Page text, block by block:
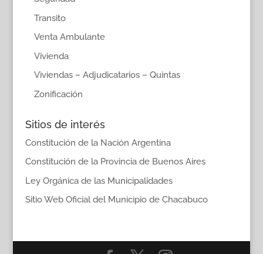
Transito
Venta Ambulante
Vivienda
Viviendas – Adjudicatarios – Quintas
Zonificación
Sitios de interés
Constitución de la Nación Argentina
Constitución de la Provincia de Buenos Aires
Ley Orgánica de las Municipalidades
Sitio Web Oficial del Municipio de Chacabuco